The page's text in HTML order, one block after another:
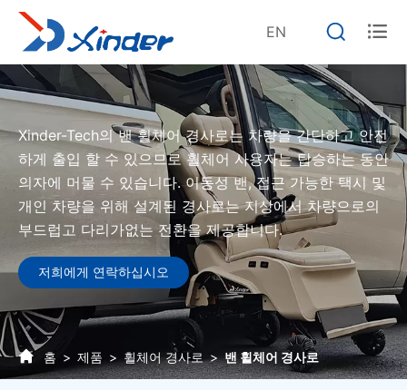
EN  
Xinder-Tech의 밴 휠체어 경사로는 차량을 간단하고 안전
하게 출입 할 수 있으므로 휠체어 사용자는 탑승하는 동안
의자에 머물 수 있습니다. 이동성 밴, 접근 가능한 택시 및
개인 차량을 위해 설계된 경사로는 지상에서 차량으로의
부드럽고 다리가없는 전환을 제공합니다.
저희에게 연락하십시오
홈 제품 휠체어 경사로 밴 휠체어 경사로